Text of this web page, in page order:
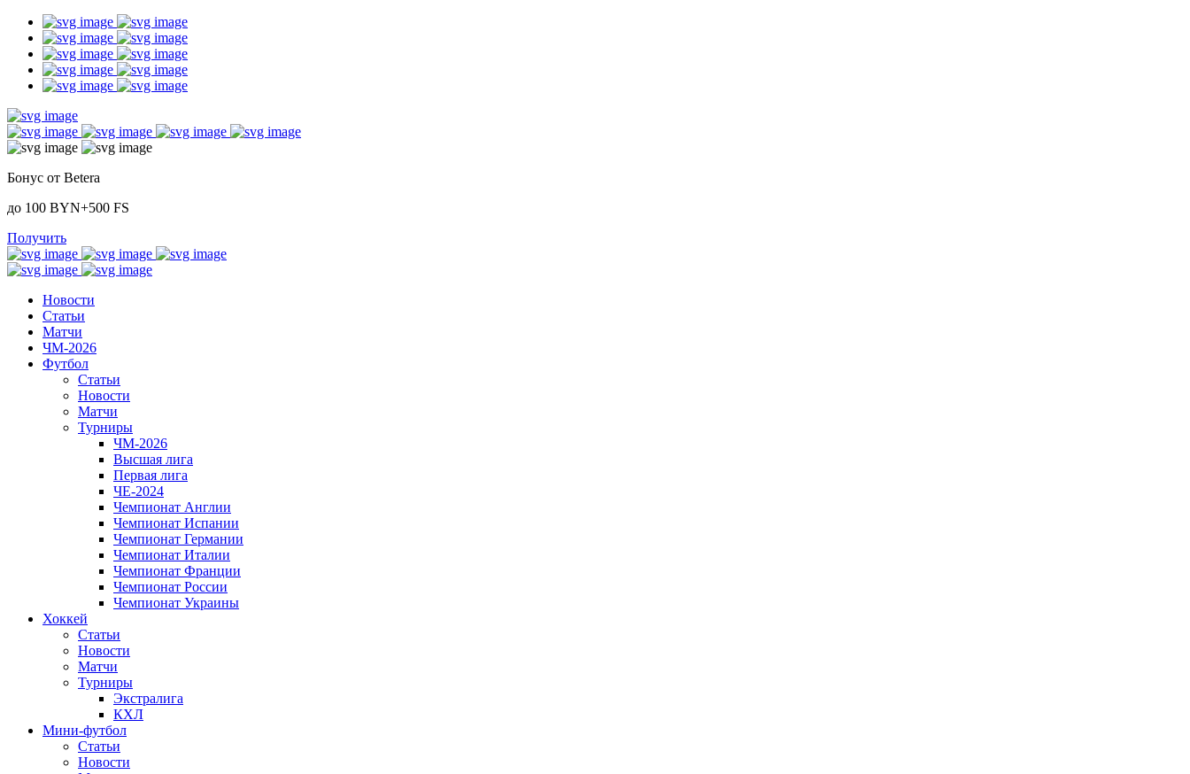
Бонус от Betera
до 100 BYN+500 FS
Получить
Новости
Статьи
Матчи
ЧМ-2026
Футбол
Статьи
Новости
Матчи
Турниры
ЧМ-2026
Высшая лига
Первая лига
ЧЕ-2024
Чемпионат Англии
Чемпионат Испании
Чемпионат Германии
Чемпионат Италии
Чемпионат Франции
Чемпионат России
Чемпионат Украины
Хоккей
Статьи
Новости
Матчи
Турниры
Экстралига
КХЛ
Мини-футбол
Статьи
Новости